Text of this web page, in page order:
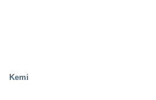
Kemi
de nordiska kunderna i många år
till hemmet, trädgården, bilen,
eller husvagnen är chansen
Biltema. Med flera hundra tusen
att vissa måste behandlas
inte om teori – det handlar